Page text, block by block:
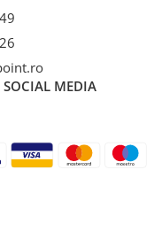
SOCIAL MEDIA